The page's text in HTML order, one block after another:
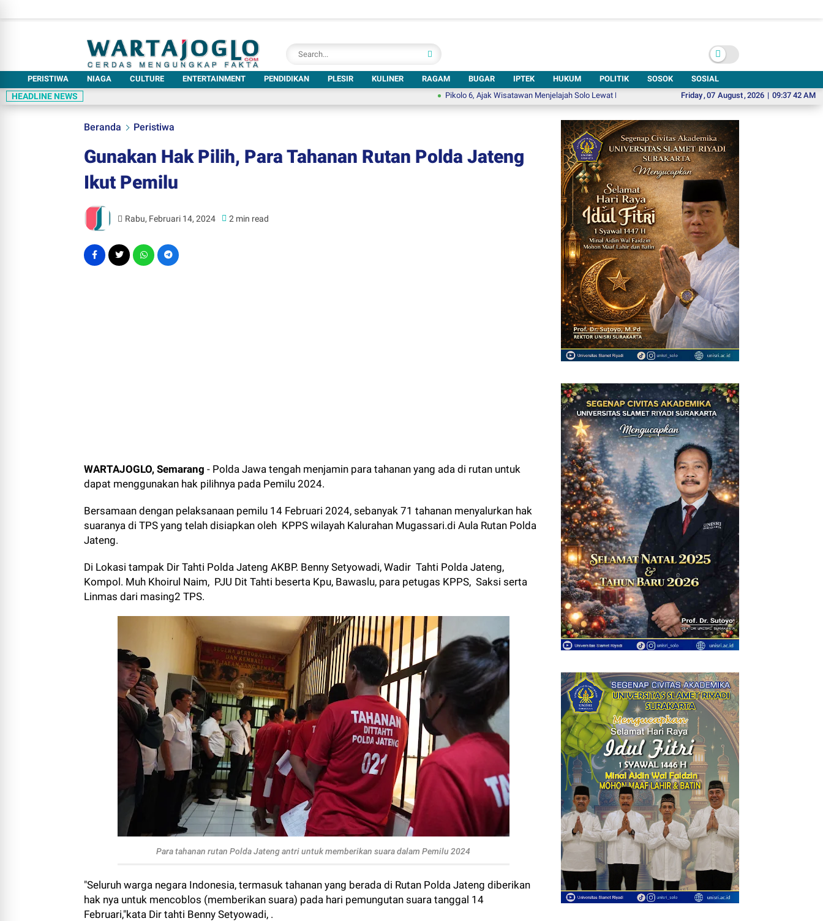
PERISTIWA NIAGA CULTURE ENTERTAINMENT PENDIDIKAN PLESIR KULINER RAGAM BUGAR IPTEK HUKUM POLITIK SOSOK
SOSIAL
Friday,07 August,2026 | 09:37 43 AM
HEADLINE NEWS Pikolo 6, Ajak Wisatawan Menjelajah Solo Lewat Komik Pesan Menyentuh Habib Syech di UNSA Bershalawat:
Beranda Peristiwa
Gunakan Hak Pilih, Para Tahanan Rutan Polda Jateng
Ikut Pemilu
Rabu, Februari 14, 2024 2 min read
WARTAJOGLO, Semarang - Polda Jawa tengah menjamin para tahanan yang ada di rutan untuk
dapat menggunakan hak pilihnya pada Pemilu 2024.
Bersamaan dengan pelaksanaan pemilu 14 Februari 2024, sebanyak 71 tahanan menyalurkan hak
suaranya di TPS yang telah disiapkan oleh KPPS wilayah Kalurahan Mugassari.di Aula Rutan Polda
Jateng.
Di Lokasi tampak Dir Tahti Polda Jateng AKBP. Benny Setyowadi, Wadir Tahti Polda Jateng,
Kompol. Muh Khoirul Naim, PJU Dit Tahti beserta Kpu, Bawaslu, para petugas KPPS, Saksi serta
Linmas dari masing2 TPS.
Para tahanan rutan Polda Jateng antri untuk memberikan suara dalam Pemilu 2024
"Seluruh warga negara Indonesia, termasuk tahanan yang berada di Rutan Polda Jateng diberikan
hak nya untuk mencoblos (memberikan suara) pada hari pemungutan suara tanggal 14
Februari,"kata Dir tahti Benny Setyowadi, .